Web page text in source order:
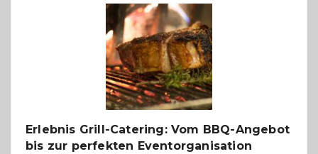
–
die
Gelegenheit,
neue
Reiseziele
zu
entdecken
Erlebnis Grill-Catering: Vom BBQ-Angebot
bis zur perfekten Eventorganisation